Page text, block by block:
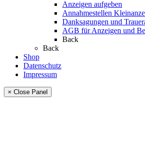
Anzeigen aufgeben
Annahmestellen
Danksagungen und
AGB für Anzeigen und
Back
Back
Shop
Datenschutz
Impressum
× Close Panel